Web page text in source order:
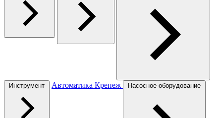
Инструмент Автоматика Крепеж Насосное оборудование